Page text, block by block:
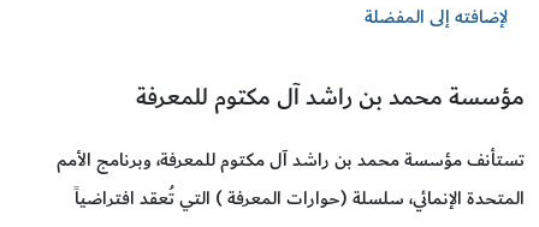
لإضافته إلى المفضلة
مؤسسة محمد بن راشد آل مكتوم للمعرفة
تستأنف مؤسسة محمد بن راشد آل مكتوم للمعرفة، وبرنامج الأمم
المتحدة الإنمائي، سلسلة (حوارات المعرفة ) التي تُعقد افتراضياً